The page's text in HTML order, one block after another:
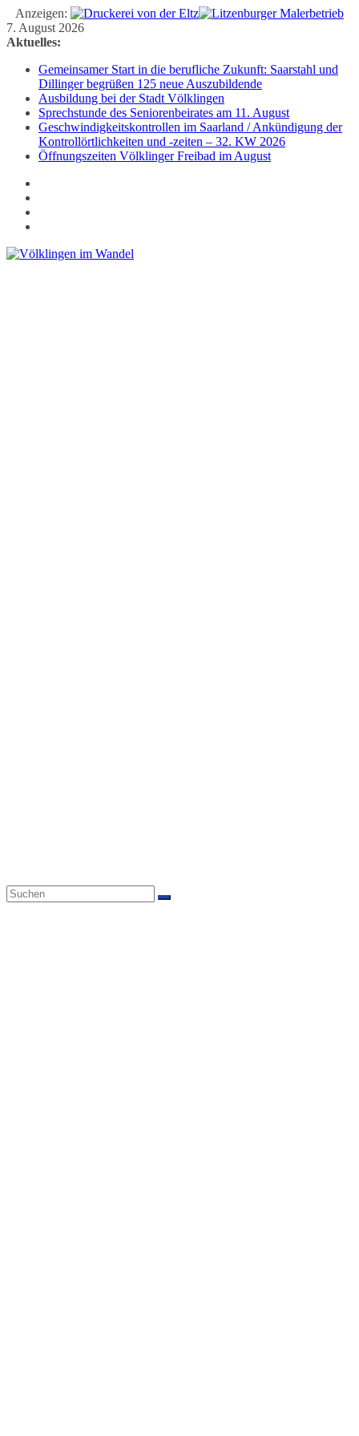
Anzeigen:
Zum
Inhalt
7. August 2026
Aktuelles:
Gemeinsamer Start in die berufliche Zukunft: Saarstahl und
Dillinger begrüßen 125 neue Auszubildende
Ausbildung bei der Stadt Völklingen
Sprechstunde des Seniorenbeirates am 11. August
Geschwindigkeitskontrollen im Saarland / Ankündigung der
Kontrollörtlichkeiten und -zeiten – 32. KW 2026
Öffnungszeiten Völklinger Freibad im August